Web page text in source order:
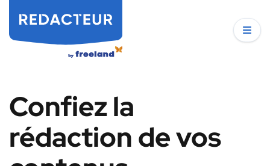
Confiez la
rédaction de vos